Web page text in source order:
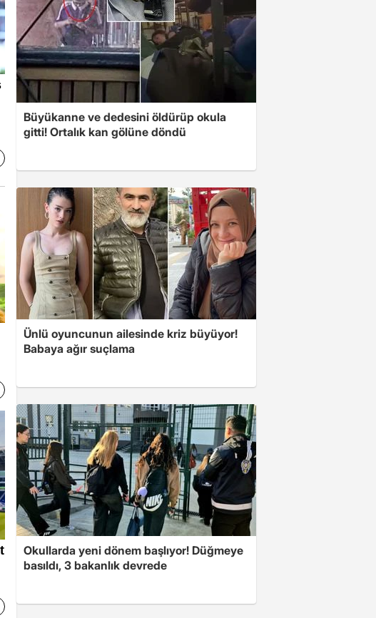
Büyükanne ve dedesini öldürüp okula
gitti! Ortalık kan gölüne döndü
Ünlü oyuncunun ailesinde kriz büyüyor!
Babaya ağır suçlama
Okullarda yeni dönem başlıyor! Düğmeye
basıldı, 3 bakanlık devrede